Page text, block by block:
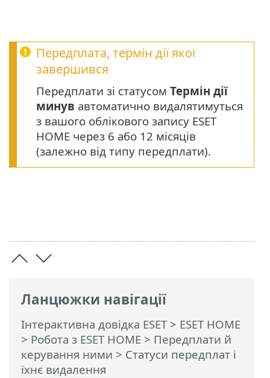
Ланцюжки навігації
Інтерактивна довідка ESET> ESET HOME
> Робота з ESET HOME > Передплати й
керування ними > Статуси передплат і
їхнє видалення
Передплата, термін дії якої
завершився
Передплати зі статусом Термін дії
минув автоматично видалятимуться
з вашого облікового запису ESET
HOME через 6 або 12 місяців
(залежно від типу передплати).